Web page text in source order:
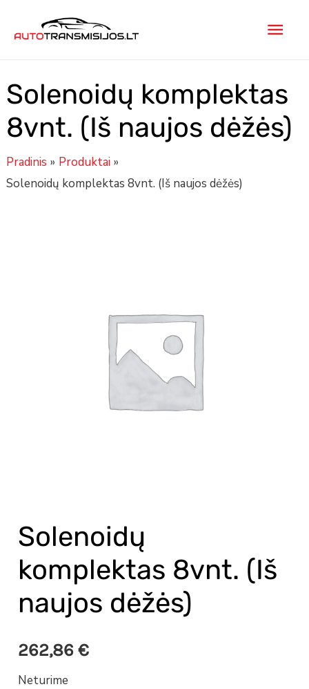
prie
Solenoidų komplektas
8vnt. (Iš naujos dėžės)
Pradinis
Produktai
Solenoidų komplektas 8vnt. (Iš naujos dėžės)
Solenoidų
komplektas 8vnt. (Iš
naujos dėžės)
262,86€
Neturime